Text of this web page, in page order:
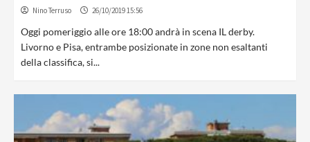
Nino Terruso 26/10/2019 15:56
Oggi pomeriggio alle ore 18:00 andrà in scena IL derby.
Livorno e Pisa, entrambe posizionate in zone non esaltanti
della classifica, si...